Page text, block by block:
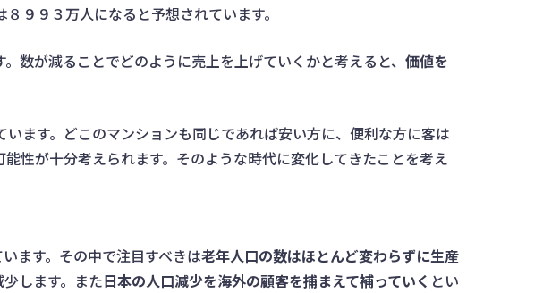
９９３万人になると予想されています。
数が減ることでどのように売上を上げていくかと考えると、 価値を
ます。どこのマンションも同じであれば安い方に、便利な方に客は
性が十分考えられます。そのような時代に変化してきたことを考え
ます。その中で注目すべきは老年人口の数はほとんど変わらずに生産
します。また日本の人口減少を海外の顧客を捕まえて補っていく とい